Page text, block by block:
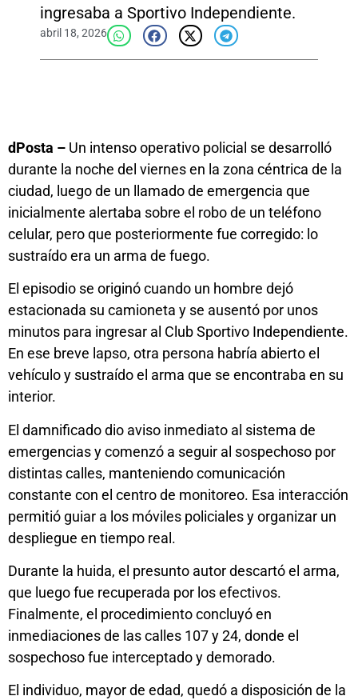
ingresaba a Sportivo Independiente.
abril 18, 2026
dPosta – Un intenso operativo policial se desarrolló
durante la noche del viernes en la zona céntrica de la
ciudad, luego de un llamado de emergencia que
inicialmente alertaba sobre el robo de un teléfono
celular, pero que posteriormente fue corregido: lo
sustraído era un arma de fuego.
El episodio se originó cuando un hombre dejó
estacionada su camioneta y se ausentó por unos
minutos para ingresar al Club Sportivo Independiente.
En ese breve lapso, otra persona habría abierto el
vehículo y sustraído el arma que se encontraba en su
interior.
El damnificado dio aviso inmediato al sistema de
emergencias y comenzó a seguir al sospechoso por
distintas calles, manteniendo comunicación
constante con el centro de monitoreo. Esa interacción
permitió guiar a los móviles policiales y organizar un
despliegue en tiempo real.
Durante la huida, el presunto autor descartó el arma,
que luego fue recuperada por los efectivos.
Finalmente, el procedimiento concluyó en
inmediaciones de las calles 107 y 24, donde el
sospechoso fue interceptado y demorado.
El individuo, mayor de edad, quedó a disposición de la